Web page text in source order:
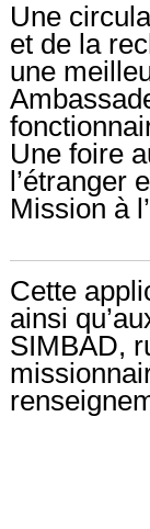
Une
et de la
une
Une foire
l’étranger
Mission à
Cette
ainsi
SIMBAD,